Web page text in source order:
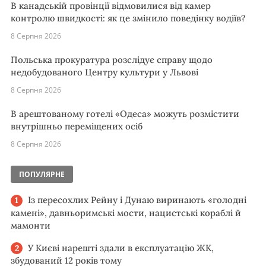
В канадській провінції відмовилися від камер
контролю швидкості: як це змінило поведінку водіїв?
8 Серпня 2026
Польська прокуратура розслідує справу щодо
недобудованого Центру культури у Львові
8 Серпня 2026
В арештованому готелі «Одеса» можуть розмістити
внутрішньо переміщених осіб
8 Серпня 2026
ПОПУЛЯРНЕ
Із пересохлих Рейну і Дунаю виринають «голодні
камені», давньоримські мости, нацистські кораблі й
мамонти
У Києві нарешті здали в експлуатацію ЖК,
збудований 12 років тому